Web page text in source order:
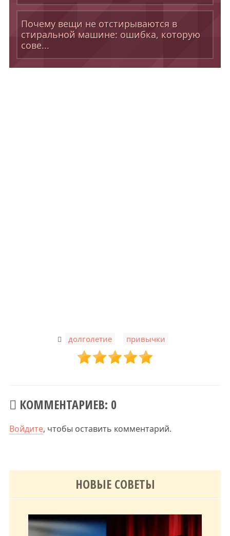
Почему вещи не отстирываются в
стиральной машине: ошибка, которую
сове...
долголетие привычки
КОММЕНТАРИЕВ: 0
Войдите, чтобы оставить комментарий.
НОВЫЕ СОВЕТЫ